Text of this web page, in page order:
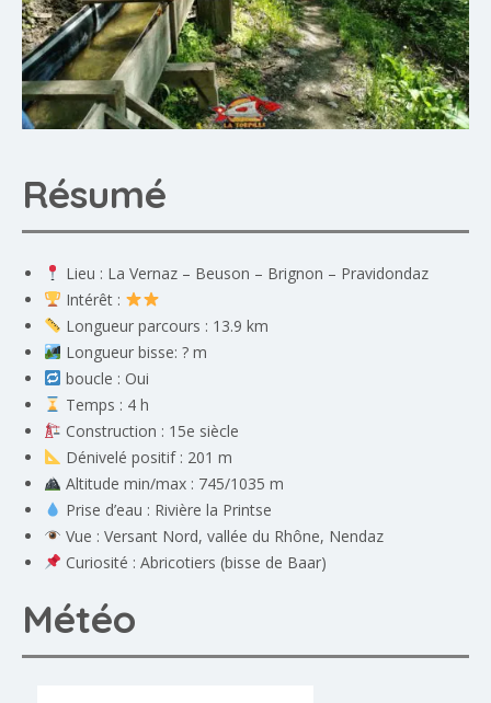
Résumé
Lieu : La Vernaz – Beuson – Brignon – Pravidondaz
Intérêt :
Longueur parcours : 13.9 km
Longueur bisse: ? m
boucle : Oui
Temps : 4 h
Construction : 15e siècle
Dénivelé positif : 201 m
Altitude min/max : 745/1035 m
Prise d’eau : Rivière la Printse
Vue : Versant Nord, vallée du Rhône, Nendaz
Curiosité : Abricotiers (bisse de Baar)
Météo